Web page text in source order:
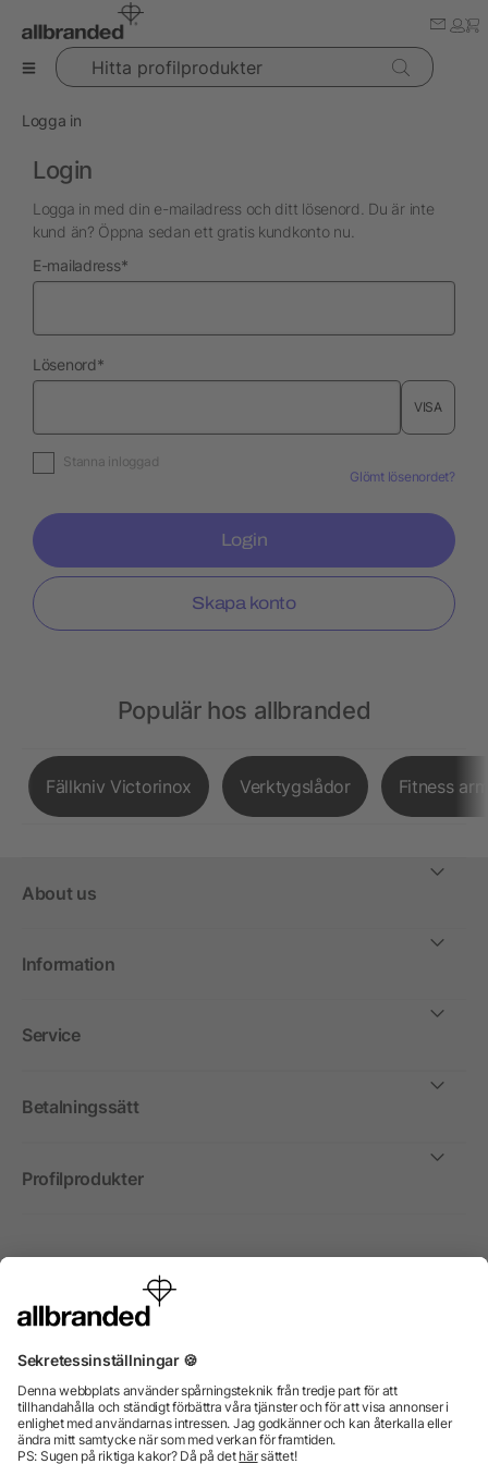
Hitta profilprodukter
Logga in
Login
Logga in med din e-mailadress och ditt lösenord. Du är inte
kund än? Öppna sedan ett gratis kundkonto nu.
E-mailadressnödvändig
*
Lösenordnödvändig
*
VISA
Stanna inloggad
Glömt lösenordet?
Login
Skapa konto
Populär hos allbranded
Fällkniv Victorinox Verktygslådor Fitness
About us
Information
Service
Betalningssätt
Profilprodukter
Internationellt